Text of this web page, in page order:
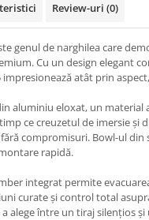
Review-uri (0)
genul de narghilea care
Cu un design elegant
impresionează atât prin
aluminiu eloxat, un
ce creuzetul de imersie și
compromisuri. Bowl-ul din
rapidă.
integrat permite
curate și control total
alege între un tiraj silențios